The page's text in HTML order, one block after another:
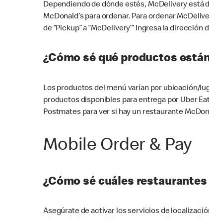
Dependiendo de dónde estés, McDelivery está
McDonald’s para ordenar. Para ordenar
de “Pickup” a “McDelivery’” Ingresa la
¿Cómo sé qué productos
Los productos del menú varían por ubicación/
productos disponibles para entrega por Uber
Postmates para ver si hay un restaurante
Mobile Order & Pay
¿Cómo sé cuáles
Asegúrate de activar los servicios de